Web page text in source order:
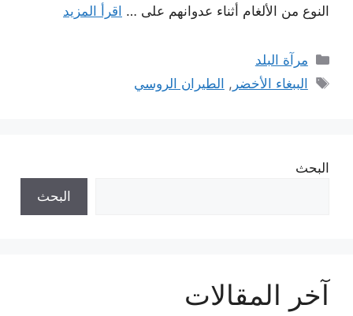
النوع من الألغام أثناء عدوانهم على … اقرأ المزيد
التصنيفات
مرآة البلد
الوسوم
الببغاء الأخضر , الطيران الروسي
البحث
البحث
آخر المقالات